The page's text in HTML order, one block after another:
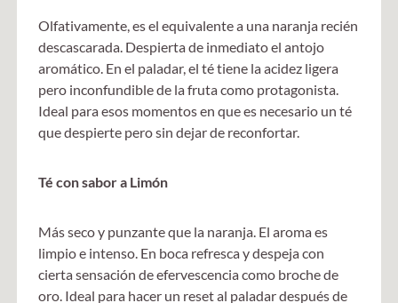
Olfativamente, es el equivalente a una naranja recién
descascarada. Despierta de inmediato el antojo
aromático. En el paladar, el té tiene la acidez ligera
pero inconfundible de la fruta como protagonista.
Ideal para esos momentos en que es necesario un té
que despierte pero sin dejar de reconfortar.
Té con sabor a Limón
Más seco y punzante que la naranja. El aroma es
limpio e intenso. En boca refresca y despeja con
cierta sensación de efervescencia como broche de
oro. Ideal para hacer un reset al paladar después de